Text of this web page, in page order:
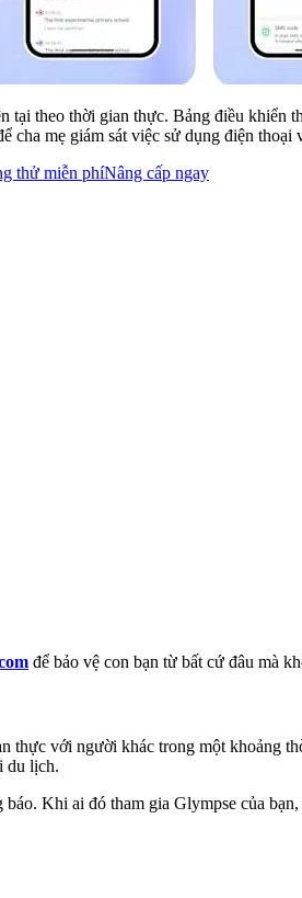
theo thời gian thực. Bảng điều khiển
mẹ giám sát việc sử dụng điện thoại
thử miễn phíNâng cấp ngay
để bảo vệ con bạn từ bất cứ đâu mà
thực với người khác trong một khoảng
du lịch.
Khi ai đó tham gia Glympse của